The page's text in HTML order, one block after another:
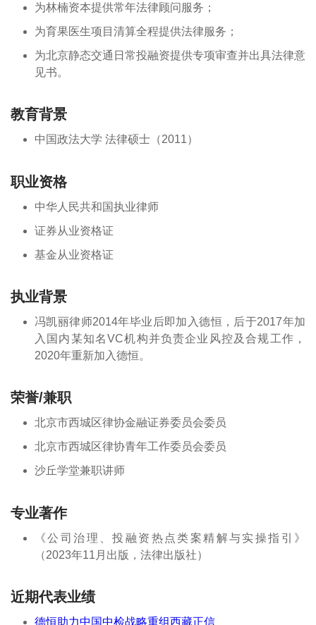
为林楠资本提供常年法律顾问服务；
为育果医生项目清算全程提供法律服务；
为北京静态交通日常投融资提供专项审查并出具法律意
见书。
教育背景
中国政法大学 法律硕士（2011）
职业资格
中华人民共和国执业律师
证券从业资格证
基金从业资格证
执业背景
冯凯丽律师2014年毕业后即加入德恒，后于2017年加
入国内某知名VC机构并负责企业风控及合规工作，
2020年重新加入德恒。
荣誉/兼职
北京市西城区律协金融证券委员会委员
北京市西城区律协青年工作委员会委员
沙丘学堂兼职讲师
专业著作
《公司治理、投融资热点类案精解与实操指引》
（2023年11月出版，法律出版社）
近期代表业绩
德恒助力中国中检战略重组西藏正信